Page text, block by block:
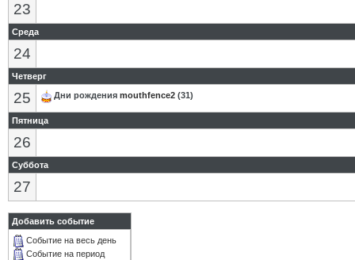
23
Среда
24
Четверг
25 Дни рождения mouthfence2 (31)
Пятница
26
Суббота
27
Добавить событие
Событие на весь день
Событие на период